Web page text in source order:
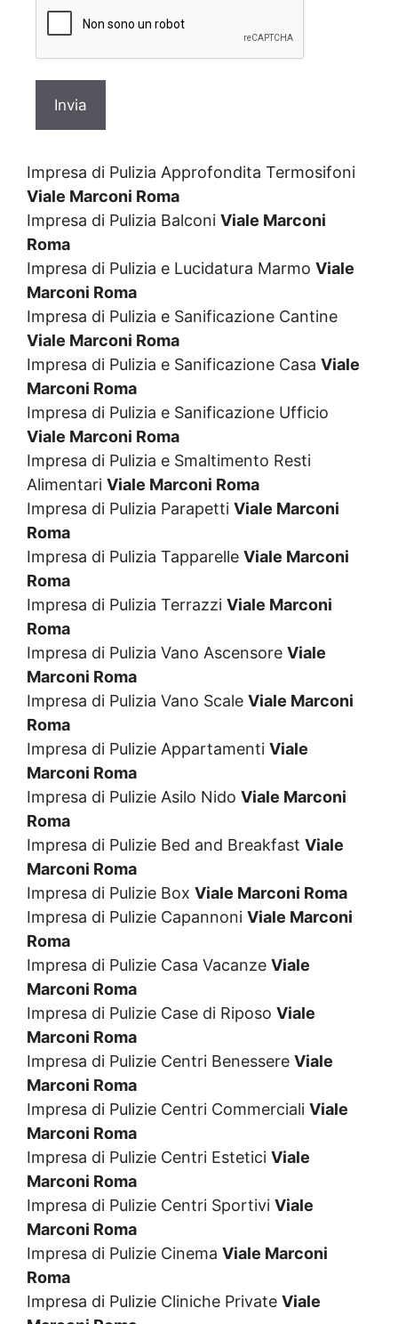
Impresa di Pulizia Approfondita Termosifoni
Viale Marconi Roma
Impresa di Pulizia Balconi Viale Marconi
Roma
Impresa di Pulizia e Lucidatura Marmo Viale
Marconi Roma
Impresa di Pulizia e Sanificazione Cantine
Viale Marconi Roma
Impresa di Pulizia e Sanificazione Casa Viale
Marconi Roma
Impresa di Pulizia e Sanificazione Ufficio
Viale Marconi Roma
Impresa di Pulizia e Smaltimento Resti
Alimentari Viale Marconi Roma
Impresa di Pulizia Parapetti Viale Marconi
Roma
Impresa di Pulizia Tapparelle Viale Marconi
Roma
Impresa di Pulizia Terrazzi Viale Marconi
Roma
Impresa di Pulizia Vano Ascensore Viale
Marconi Roma
Impresa di Pulizia Vano Scale Viale Marconi
Roma
Impresa di Pulizie Appartamenti Viale
Marconi Roma
Impresa di Pulizie Asilo Nido Viale Marconi
Roma
Impresa di Pulizie Bed and Breakfast Viale
Marconi Roma
Impresa di Pulizie Box Viale Marconi Roma
Impresa di Pulizie Capannoni Viale Marconi
Roma
Impresa di Pulizie Casa Vacanze Viale
Marconi Roma
Impresa di Pulizie Case di Riposo Viale
Marconi Roma
Impresa di Pulizie Centri Benessere Viale
Marconi Roma
Impresa di Pulizie Centri Commerciali Viale
Marconi Roma
Impresa di Pulizie Centri Estetici Viale
Marconi Roma
Impresa di Pulizie Centri Sportivi Viale
Marconi Roma
Impresa di Pulizie Cinema Viale Marconi
Roma
Impresa di Pulizie Cliniche Private Viale